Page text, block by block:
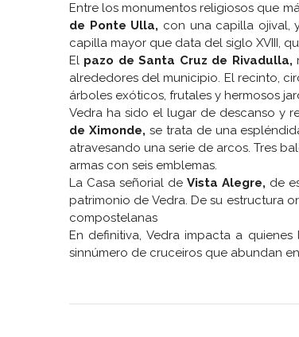
Entre los monumentos religiosos que
de Ponte Ulla, con una capilla ojival,
capilla mayor que data del siglo XVIII,
El pazo de Santa Cruz de Rivadulla,
alrededores del municipio. El recinto,
árboles exóticos, frutales y hermosos
Vedra ha sido el lugar de descanso y
de Ximonde, se trata de una
atravesando una serie de arcos. Tres
armas con seis emblemas.
La Casa señorial deVista Alegre, de
patrimonio de Vedra. De su estructura
compostelanas
En definitiva, Vedra impacta a
sinnúmero de cruceiros que abundan